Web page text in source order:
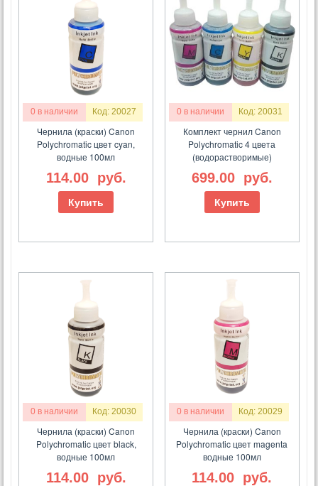
0 в наличии Код: 20027
Чернила (краски) Canon
Polychromatic цвет cyan,
водные 100мл
114.00 руб.
Купить
0 в наличии Код: 20031
Комплект чернил Canon
Polychromatic 4 цвета
(водорастворимые)
699.00 руб.
Купить
0 в наличии Код: 20030
Чернила (краски) Canon
Polychromatic цвет black,
водные 100мл
114.00 руб.
0 в наличии Код: 20029
Чернила (краски) Canon
Polychromatic цвет magenta
водные 100мл
114.00 руб.